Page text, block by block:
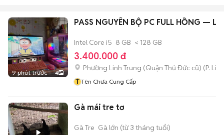
9 phút trước 4
PASS NGUYÊN BỘ PC FULL HỒNG —
Intel Core i5 8 GB < 128 GB
3.400.000 đ
Phường Linh Trung (Quận Thủ Đức cũ) (P.
T Tên Chưa Cung Cấp
Gà mái tre tơ
Gà Tre Gà lớn (từ 3 tháng tuổi)